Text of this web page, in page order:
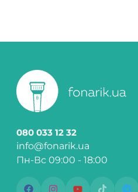
080 033 12 32
info@fonarik.ua
Пн-Вс 09:00 - 18:00